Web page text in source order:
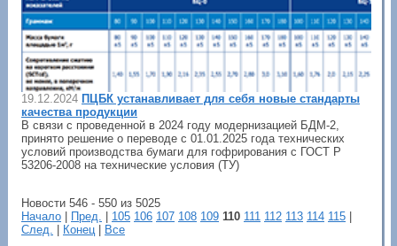
19.12.2024 ПЦБК устанавливает для себя новые стандарты
качества продукции
В связи с проведенной в 2024 году модернизацией БДМ-2,
принято решение о переводе с 01.01.2025 года технических
условий производства бумаги для гофрирования с ГОСТ Р
53206-2008 на технические условия (ТУ)
Новости 546 - 550 из 5025
Начало | Пред. | 105 106 107 108 109 110 111 112 113 114 115 |
След.
| Конец | Все